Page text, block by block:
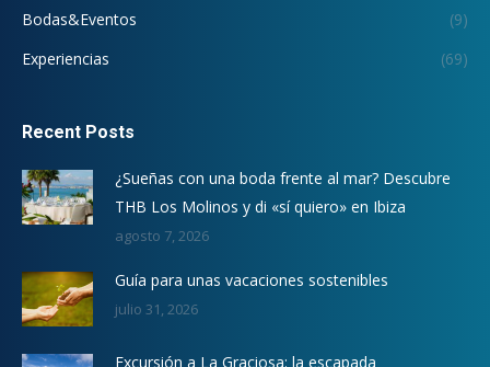
Bodas&Eventos
(9)
Experiencias
(69)
Recent Posts
¿Sueñas con una boda frente al mar? Descubre
THB Los Molinos y di «sí quiero» en Ibiza
agosto 7, 2026
Guía para unas vacaciones sostenibles
julio 31, 2026
Excursión a La Graciosa: la escapada